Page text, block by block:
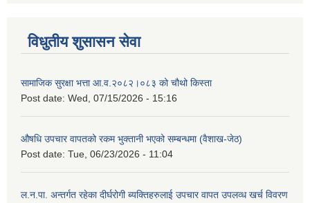
विधुतीय शुसासन सेवा
सामाजिक सुरक्षा भत्ता आ.व.२०८२।०८३ को चौथो किस्ता
Post date: Wed, 07/15/2026 - 15:16
औषधि उपचार वापतको रकम भुक्तानी भएको सम्बन्धमा (वैशाख-जेठ)
Post date: Tue, 06/23/2026 - 11:04
ल.न.पा. अन्तर्गत रहेका दीर्घरोगी ब्यक्तिहरुलाई उपचार वापत उपलव्ध खर्च विवरण